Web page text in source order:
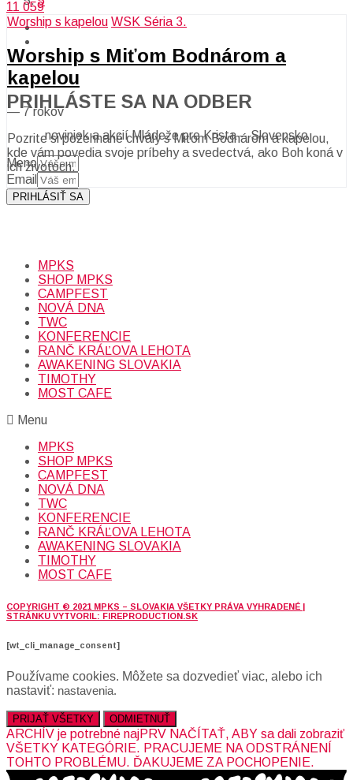
11 059
Worship s kapelou WSK Séria 3.
Worship s Miťom Bodnárom a
kapelou
— 7 rokov
Pozrite si požehnané chvály s Miťom Bodnárom a kapelou,
kde vám povedia svoje príbehy a svedectvá, ako Boh koná v
ich životoch.
PRIHLÁSTE SA NA ODBER
noviniek a akcií Mládeže pre Krista – Slovensko
Meno
Email
PRIHLÁSIŤ SA
MPKS
SHOP MPKS
CAMPFEST
NOVÁ DNA
TWC
KONFERENCIE
RANČ KRÁĽOVA LEHOTA
AWAKENING SLOVAKIA
TIMOTHY
MOST CAFE
Menu
MPKS
SHOP MPKS
CAMPFEST
NOVÁ DNA
TWC
KONFERENCIE
RANČ KRÁĽOVA LEHOTA
AWAKENING SLOVAKIA
TIMOTHY
MOST CAFE
COPYRIGHT © 2021 MPKS – SLOVAKIA VŠETKY PRÁVA VYHRADENÉ |
STRÁNKU VYTVORIL: FIREPRODUCTION.SK
[wt_cli_manage_consent]
Používame cookies. Môžete sa dozvedieť viac, alebo ich
nastaviť: nastavenia.
PRIJAŤ VŠETKY ODMIETNUŤ
ARCHÍV je potrebné najPRV NAČÍTAŤ, ABY sa dali zobraziť
VŠETKY KATEGÓRIE. PRACUJEME NA ODSTRÁNENÍ
TOHTO PROBLÉMU. ĎAKUJEME ZA POCHOPENIE.